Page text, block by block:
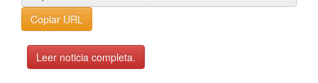
Copiar URL
Leer noticia completa.